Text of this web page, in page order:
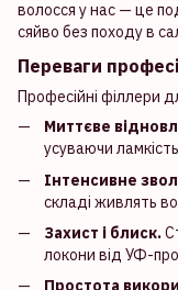
волосся у нас — це
сяйво без походу в
Переваги
Професійні філлери
Миттєве
усуваючи
Інтенсивне
складі живлять
Захист і блиск.
локони від УФ-
Простота